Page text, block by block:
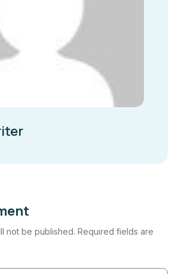
not be published. Required fields are